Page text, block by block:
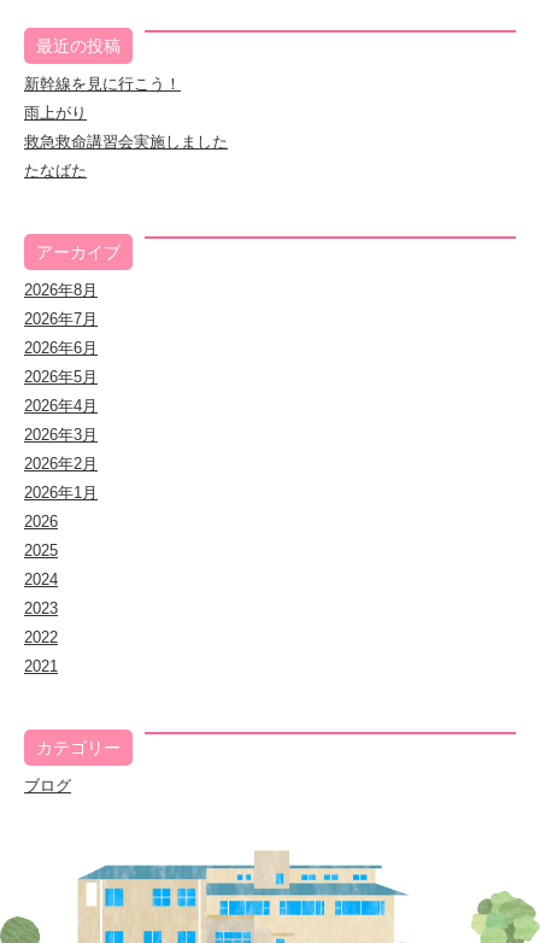
最近の投稿
新幹線を見に行こう！
雨上がり
救急救命講習会実施しました
たなばた
アーカイブ
2026年8月
2026年7月
2026年6月
2026年5月
2026年4月
2026年3月
2026年2月
2026年1月
2026
2025
2024
2023
2022
2021
カテゴリー
ブログ